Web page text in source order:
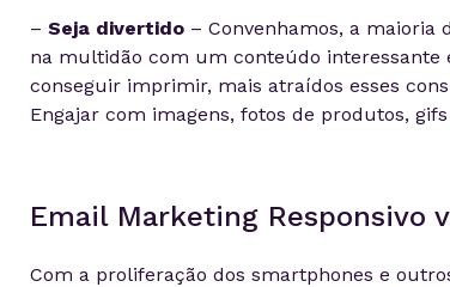
– Seja divertido– Convenhamos, a maioria
na multidão com um conteúdo interessante
conseguir imprimir, mais atraídos esses
Engajar com imagens, fotos de produtos,
EmailMarketing Responsivo
Com a proliferação dos smartphones e